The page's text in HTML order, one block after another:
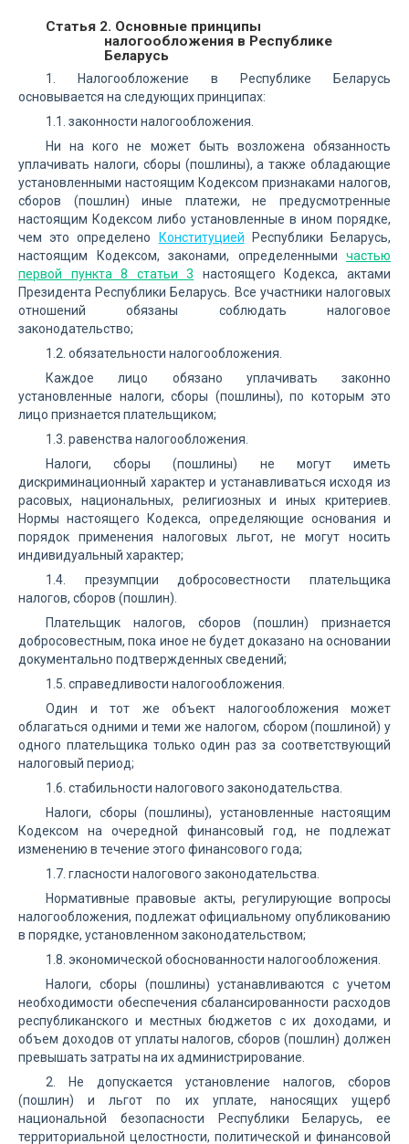
Статья 2. Основные принципы
налогообложения в Республике
Беларусь
1. Налогообложение в Республике Беларусь
основывается на следующих принципах:
1.1. законности налогообложения.
Ни на кого не может быть возложена обязанность
уплачивать налоги, сборы (пошлины), а также обладающие
установленными настоящим Кодексом признаками налогов,
сборов (пошлин) иные платежи, не предусмотренные
настоящим Кодексом либо установленные в ином порядке,
чем это определено
Конституцией Республики Беларусь,
настоящим Кодексом, законами, определенными частью
первой пункта 8 статьи 3 настоящего Кодекса, актами
Президента Республики Беларусь. Все участники налоговых
отношений обязаны соблюдать налоговое
законодательство;
1.2. обязательности налогообложения.
Каждое лицо обязано уплачивать законно
установленные налоги, сборы (пошлины), по которым это
лицо признается плательщиком;
1.3. равенства налогообложения.
Налоги, сборы (пошлины) не могут иметь
дискриминационный характер и устанавливаться исходя из
расовых, национальных, религиозных и иных критериев.
Нормы настоящего Кодекса, определяющие основания и
порядок применения налоговых льгот, не могут носить
индивидуальный характер;
1.4. презумпции добросовестности плательщика
налогов, сборов (пошлин).
Плательщик налогов, сборов (пошлин) признается
добросовестным, пока иное не будет доказано на основании
документально подтвержденных сведений;
1.5. справедливости налогообложения.
Один и тот же объект налогообложения может
облагаться одними и теми же налогом, сбором (пошлиной) у
одного плательщика только один раз за соответствующий
налоговый период;
1.6. стабильности налогового законодательства.
Налоги, сборы (пошлины), установленные настоящим
Кодексом на очередной финансовый год, не подлежат
изменению в течение этого финансового года;
1.7. гласности налогового законодательства.
Нормативные правовые акты, регулирующие вопросы
налогообложения, подлежат официальному опубликованию
в порядке, установленном законодательством;
1.8. экономической обоснованности налогообложения.
Налоги, сборы (пошлины) устанавливаются с учетом
необходимости обеспечения сбалансированности расходов
республиканского и местных бюджетов с их доходами, и
объем доходов от уплаты налогов, сборов (пошлин) должен
превышать затраты на их администрирование.
2. Не допускается установление налогов, сборов
(пошлин) и льгот по их уплате, наносящих ущерб
национальной безопасности Республики Беларусь, ее
территориальной целостности, политической и финансовой